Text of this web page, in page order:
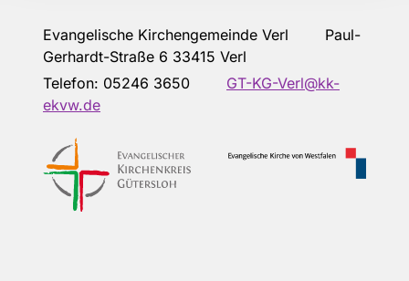
Evangelische Kirchengemeinde Verl Paul-
Gerhardt-Straße 6 33415 Verl
Telefon: 05246 3650
GT-KG-Verl@kk-
ekvw.de